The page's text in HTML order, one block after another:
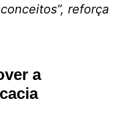
reforça
a